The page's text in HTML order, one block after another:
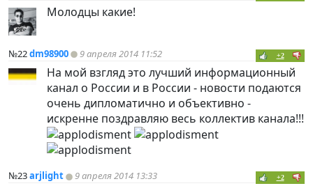
Молодцы какие!
№22dm98900 9 апреля 2014 11:52 +2
На мой взгляд это лучший информационный
канал о России и в России - новости подаются
очень дипломатично и объективно -
искренне поздравляю весь коллектив канала!!!
№23arjlight 9 апреля 2014 13:33 +2